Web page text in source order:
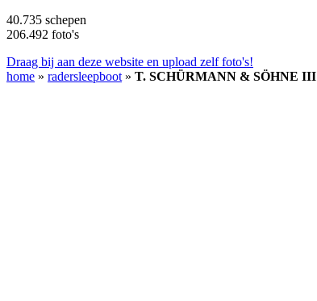
40.735 schepen
206.492 foto's
Draag bij aan deze website en upload zelf foto's!
home » radersleepboot » T. SCHÜRMANN & SÖHNE III